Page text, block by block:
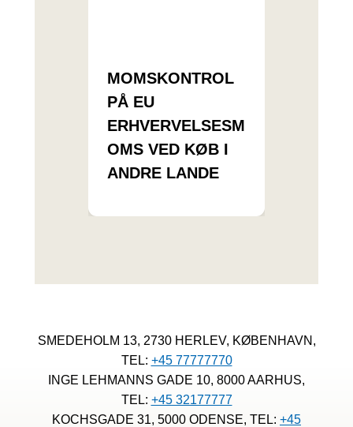
MOMSKONTROL
PÅ EU
ERHVERVELSESM
OMS VED KØB I
ANDRE LANDE
SMEDEHOLM 13, 2730 HERLEV, KØBENHAVN,
TEL: +45 77777770
INGE LEHMANNS GADE 10, 8000 AARHUS,
TEL: +45 32177777
KOCHSGADE 31, 5000 ODENSE, TEL: +45